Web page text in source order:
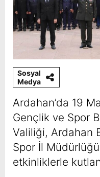
Sosyal
Medya
Ardahan’da 19
Gençlik ve Spor
Valiliği, Ardahan
Spor İl
etkinliklerle